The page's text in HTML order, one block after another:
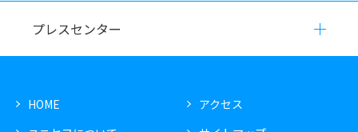
プレスセンター
HOME
アクセス